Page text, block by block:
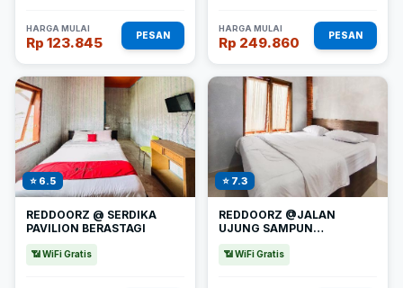
HARGA MULAI
Rp 123.845 PESAN
HARGA MULAI
Rp 249.860 PESAN
⭐ 6.5
REDDOORZ @ SERDIKA
PAVILION BERASTAGI
📶 WiFi Gratis
⭐ 7.3
REDDOORZ @JALAN
UJUNG SAMPUN
📶 WiFi Gratis